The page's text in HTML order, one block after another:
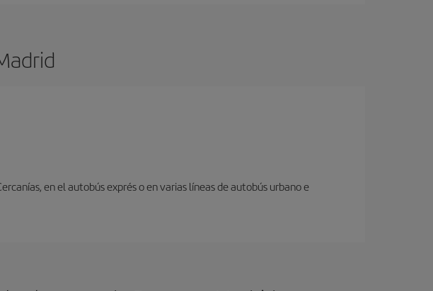
en el autobús exprés o en varias líneas de autobús urbano e